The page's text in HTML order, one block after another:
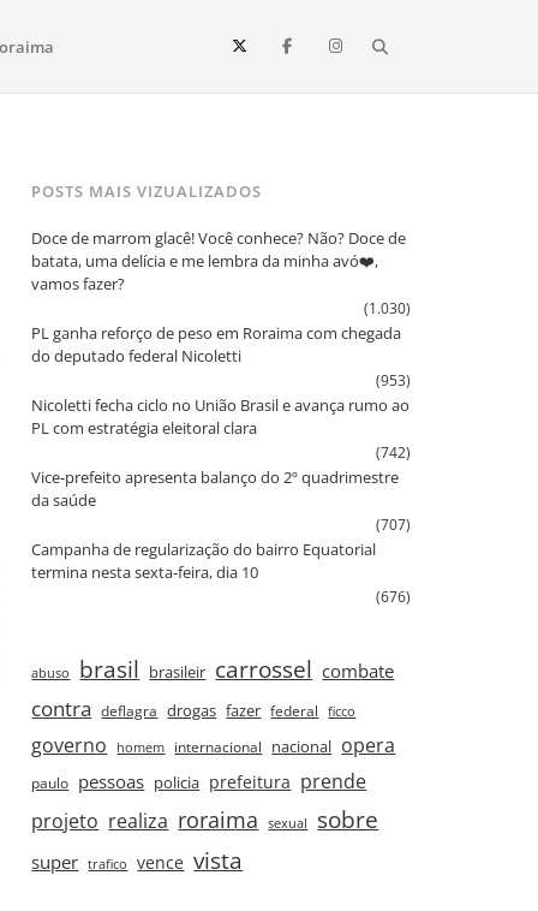
e todo o estado de Roraima. Fique sempre informado
POSTS MAIS VIZUALIZADOS
Doce de marrom glacê! Você conhece? Não? Doce de
batata, uma delícia e me lembra da minha avó❤️,
vamos fazer?
(1.030)
PL ganha reforço de peso em Roraima com chegada
do deputado federal Nicoletti
(953)
Nicoletti fecha ciclo no União Brasil e avança rumo ao
PL com estratégia eleitoral clara
(742)
Vice‑prefeito apresenta balanço do 2º quadrimestre
da saúde
(707)
Campanha de regularização do bairro Equatorial
termina nesta sexta‑feira, dia 10
(676)
abuso brasil brasileir carrossel combate
contra deflagra drogas fazer federal ficco
governo homem internacional nacional opera
paulo pessoas policia prefeitura prende
projeto realiza roraima sexual sobre
super trafico vence vista